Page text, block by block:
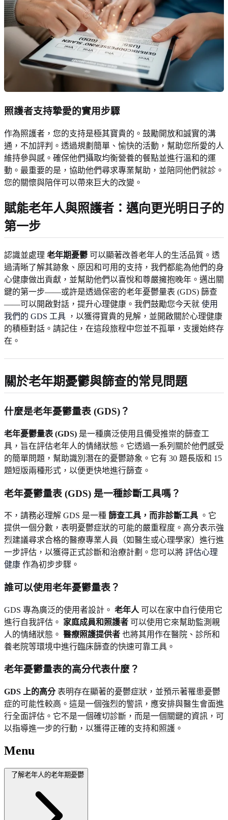
照護者支持摯愛的實用步驟
作為照護者，您的支持是極其寶貴的。鼓勵開放和誠實的溝
通，不加評判。透過規劃簡單、愉快的活動，幫助您所愛的人
維持參與感。確保他們攝取均衡營養的餐點並進行溫和的運
動。最重要的是，協助他們尋求專業幫助，並陪同他們就診。
您的關懷與陪伴可以帶來巨大的改變。
賦能老年人與照護者：邁向更光明日子的
第一步
認識並處理 老年期憂鬱 可以顯著改善老年人的生活品質。透
過清晰了解其跡象、原因和可用的支持，我們都能為他們的身
心健康做出貢獻，並幫助他們以喜悅和尊嚴擁抱晚年。邁出關
鍵的第一步——或許是透過保密的老年憂鬱量表 (GDS) 篩查
——可以開啟對話，提升心理健康。我們鼓勵您今天就 使用
我們的 GDS 工具 ，以獲得寶貴的見解，並開啟關於心理健康
的積極對話。請記住，在這段旅程中您並不孤單，支援始終存
在。
關於老年期憂鬱與篩查的常見問題
什麼是老年憂鬱量表 (GDS)？
老年憂鬱量表 (GDS) 是一種廣泛使用且備受推崇的篩查工
具，旨在評估老年人的情緒狀態。它透過一系列關於他們感受
的簡單問題，幫助識別潛在的憂鬱跡象。它有 30 題長版和 15
題短版兩種形式，以便更快地進行篩查。
老年憂鬱量表 (GDS) 是一種診斷工具嗎？
不，請務必理解 GDS 是一種 篩查工具，而非診斷工具 。它
提供一個分數，表明憂鬱症狀的可能的嚴重程度。高分表示強
烈建議尋求合格的醫療專業人員（如醫生或心理學家）進行進
一步評估，以獲得正式診斷和治療計劃。您可以將 評估心理
健康 作為初步步驟。
誰可以使用老年憂鬱量表？
GDS 專為廣泛的使用者設計。 老年人 可以在家中自行使用它
進行自我評估。 家庭成員和照護者 可以使用它來幫助監測親
人的情緒狀態。 醫療照護提供者 也將其用作在醫院、診所和
養老院等環境中進行臨床篩查的快速可靠工具。
老年憂鬱量表的高分代表什麼？
GDS 上的高分表明存在顯著的憂鬱症狀，並預示著罹患憂鬱
症的可能性較高。這是一個強烈的警訊，應安排與醫生會面進
行全面評估。它不是一個確切診斷，而是一個關鍵的資訊，可
以指導進一步的行動，以獲得正確的支持和照護。
Menu
了解老年人的老年期憂鬱